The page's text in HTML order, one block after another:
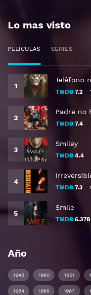
Lo mas visto
PELÍCULAS SERIES
Teléfono
TMDB 7.2
Padre no
TMDB 7.4
Smiley
TMDB 4.4
TMDB 7.3
Smile
TMDB 6.378
Año
1948 1960 1961
1984 1985 1987